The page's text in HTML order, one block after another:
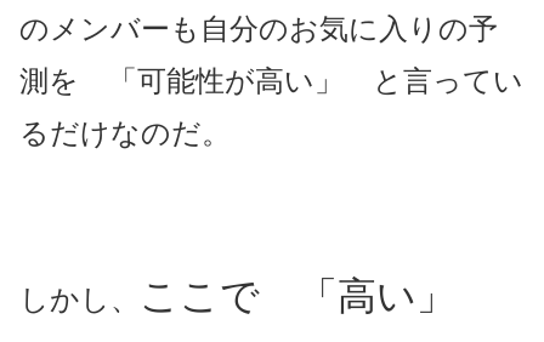
のメンバーも自分のお気に入りの予
測を 「可能性が高い」 と言ってい
るだけなのだ。
しかし、
ここで 「高い」